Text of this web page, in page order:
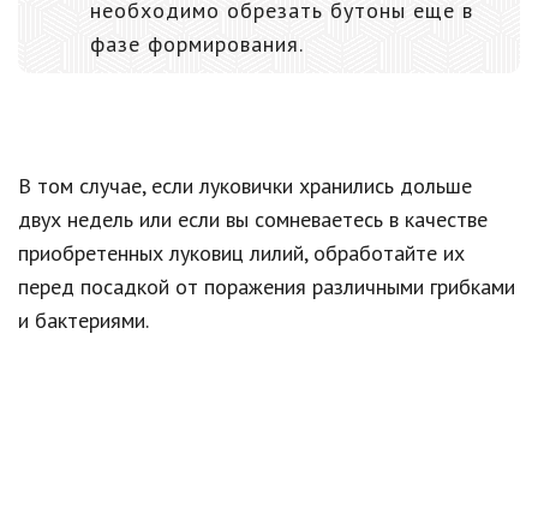
необходимо обрезать бутоны еще в
фазе формирования.
В том случае, если луковички хранились дольше
двух недель или если вы сомневаетесь в качестве
приобретенных луковиц лилий, обработайте их
перед посадкой от поражения различными грибками
и бактериями.